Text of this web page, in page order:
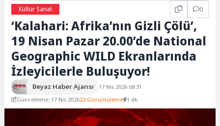
Ekranlarında İzleyicilerle Buluşuyor!
Kültür Sanat 0
‘Kalahari: Afrika’nın Gizli Çölü’,
19 Nisan Pazar 20.00’de National
Geographic WILD Ekranlarında
İzleyicilerle Buluşuyor!
Beyaz Haber Ajansı
17 Nis 2026 08:31
Güncelleme: 17 Nis 202622 Görüntüleme 1 dk.